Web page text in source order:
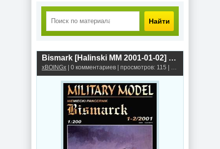
Найти
Bismark [Halinski MM 2001-01-02] из бумаги
xBOINGx | 0 комментариев | просмотров: 115 | Линкоры из